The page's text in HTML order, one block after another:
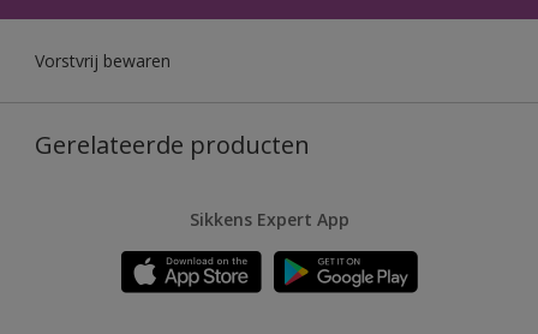
Vorstvrij bewaren
Gerelateerde producten
Sikkens Expert App